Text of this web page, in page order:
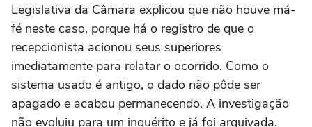
Legislativa da Câmara explicou que não houve má-
fé neste caso, porque há o registro de que o
recepcionista acionou seus superiores
imediatamente para relatar o ocorrido. Como o
sistema usado é antigo, o dado não pôde ser
apagado e acabou permanecendo. A investigação
não evoluiu para um inquérito e já foi arquivada.